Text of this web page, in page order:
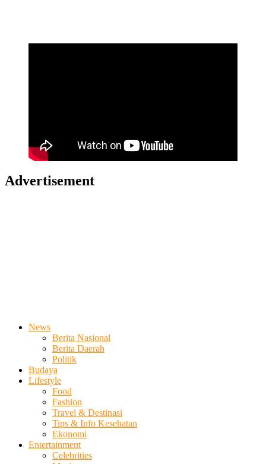
Advertisement
News
Berita Nasional
Berita Daerah
Politik
Budaya
Lifestyle
Food
Fashion
Travel & Destinasi
Tips & Info Kesehatan
Ekonomi
Entertainment
Celebrities